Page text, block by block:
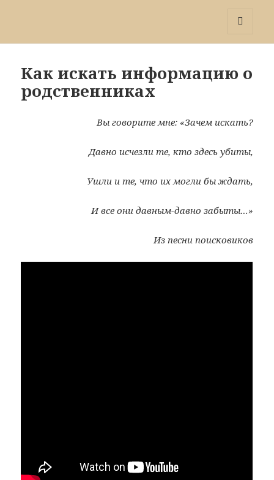
Как искать информацию о
родственниках
Вы говорите мне: «Зачем искать?
Давно исчезли те, кто здесь убиты,
Ушли и те, что их могли бы ждать,
И все они давным-давно забыты…»
Из песни поисковиков